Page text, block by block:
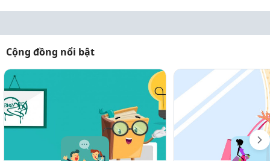
Cộng đồng nổi bật